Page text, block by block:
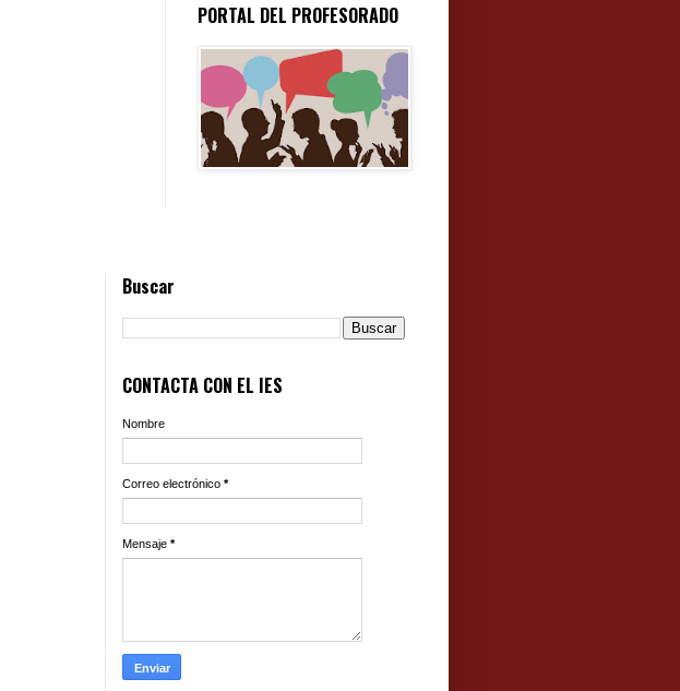
PORTAL DEL PROFESORADO
Buscar
CONTACTA CON EL IES
Nombre
Correo electrónico *
Mensaje *